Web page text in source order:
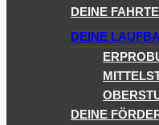
DEINE
DEINE
DEINE